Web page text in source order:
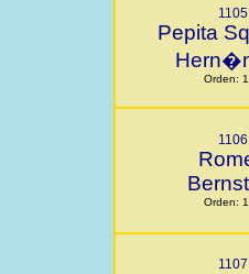
1105
Pepita
Orden:
1106
Orden:
1107